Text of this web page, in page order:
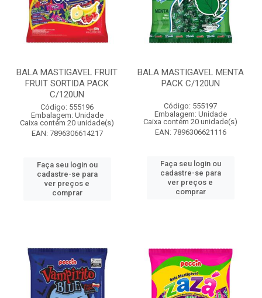
BALA MASTIGAVEL FRUIT
FRUIT SORTIDA PACK
C/120UN
Código: 555196
Embalagem: Unidade
Caixa contém 20 unidade(s)
EAN: 7896306614217
Faça seu login ou
cadastre-se para
ver preços e
comprar
BALA MASTIGAVEL MENTA
PACK C/120UN
Código: 555197
Embalagem: Unidade
Caixa contém 20 unidade(s)
EAN: 7896306621116
Faça seu login ou
cadastre-se para
ver preços e
comprar